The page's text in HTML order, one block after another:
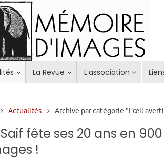
La Revue L’association
Accueil
Actualités Archive par catégorie "L’œil
fête ses 20 ans en 900
!